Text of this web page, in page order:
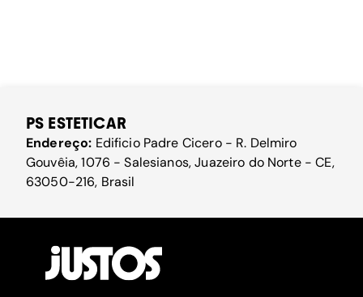
PS ESTETICAR
Endereço: Edificio Padre Cicero - R. Delmiro
Gouvêia, 1076 - Salesianos, Juazeiro do Norte - CE,
63050-216, Brasil